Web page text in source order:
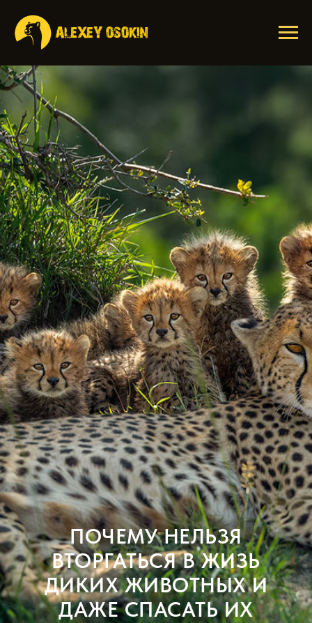
ПОЧЕМУ НЕЛЬЗЯ
ВТОРГАТЬСЯ В ЖИЗЬ
ДИКИХ ЖИВОТНЫХ И
ДАЖЕ СПАСАТЬ ИХ